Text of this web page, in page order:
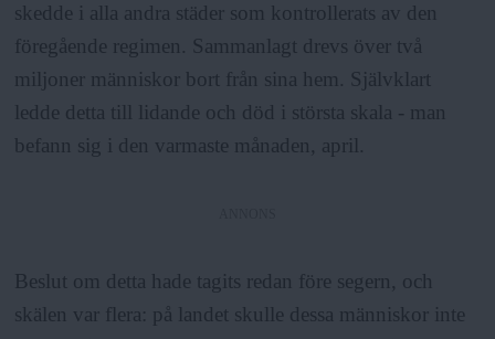
skedde i alla andra städer som kontrollerats av den
föregående regimen. Sammanlagt drevs över två
miljoner människor bort från sina hem. Självklart
ledde detta till lidande och död i största skala - man
befann sig i den varmaste månaden, april.
Beslut om detta hade tagits redan före segern, och
skälen var flera: på landet skulle dessa människor inte